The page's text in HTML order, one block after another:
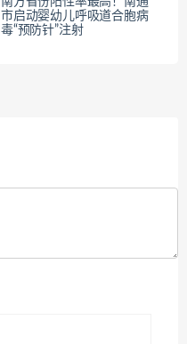
市启动婴幼儿呼吸道合胞病
毒“预防针”注射